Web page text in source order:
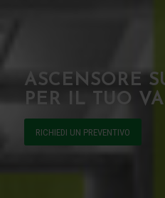
ASCENSORE
PER IL TUO
RICHIEDI UN PREVENTIVO